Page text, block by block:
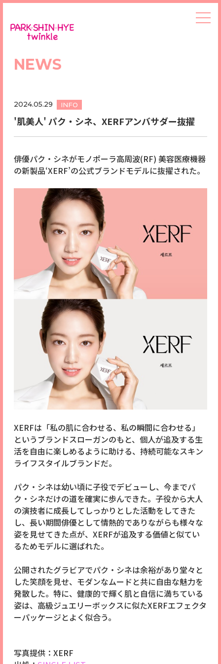
NEWS
2024.05.29 INFO
'肌美人' パク・シネ、XERFアンバサダー抜擢
俳優パク・シネがモノポーラ高周波(RF) 美容医療機器
の新製品‘XERF’の公式ブランドモデルに抜擢された。
XERFは「私の肌に合わせる、私の瞬間に合わせる」
というブランドスローガンのもと、個人が追及する生
活を自由に楽しめるように助ける、持続可能なスキン
ライフスタイルブランドだ。
パク・シネは幼い頃に子役でデビューし、今までパ
ク・シネだけの道を確実に歩んできた。子役から大人
の演技者に成長してしっかりとした活動をしてきた
し、長い期間俳優として情熱的でありながらも様々な
姿を見せてきた点が、XERFが追及する価値と似てい
るためモデルに選ばれた。
公開されたグラビアでパク・シネは余裕があり堂々と
した笑顔を見せ、モダンなムードと共に自由な魅力を
発散した。特に、健康的で輝く肌と自信に満ちている
姿は、高級ジュエリーボックスに似たXERFエフェクタ
ーパッケージとよく似合う。
写真提供：XERF